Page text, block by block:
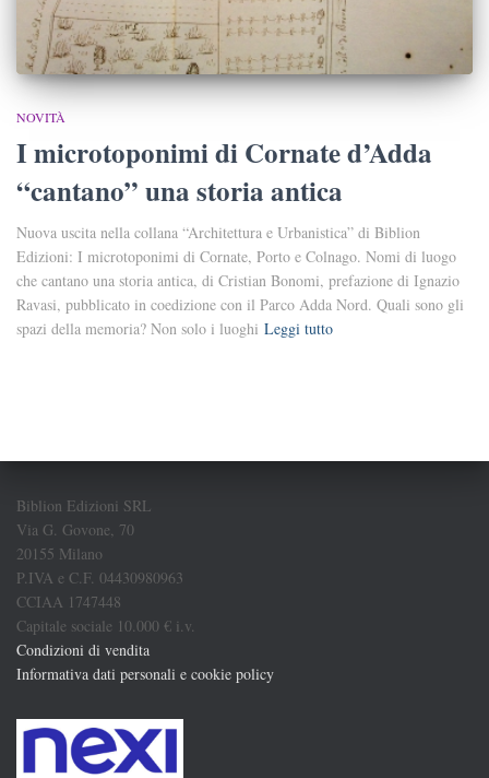
NOVITÀ
I microtoponimi di Cornate d’Adda
“cantano” una storia antica
Nuova uscita nella collana “Architettura e Urbanistica” di Biblion
Edizioni: I microtoponimi di Cornate, Porto e Colnago. Nomi di luogo
che cantano una storia antica, di Cristian Bonomi, prefazione di Ignazio
Ravasi, pubblicato in coedizione con il Parco Adda Nord. Quali sono gli
spazi della memoria? Non solo i luoghi Leggi tutto
Biblion Edizioni SRL
Via G. Govone, 70
20155 Milano
P.IVA e C.F. 04430980963
CCIAA 1747448
Capitale sociale 10.000 € i.v.
Condizioni di vendita
Informativa dati personali e cookie policy